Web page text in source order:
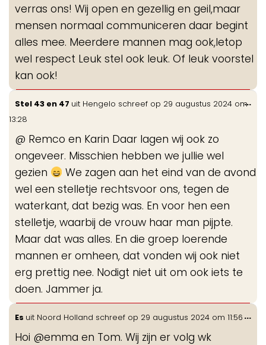
verras ons! Wij open en gezellig en geil,maar
mensen normaal communiceren daar begint
alles mee. Meerdere mannen mag ook,letop
wel respect Leuk stel ook leuk. Of leuk voorstel
kan ook!
Stel 43 en 47 uit Hengelo schreef op 29 augustus 2024 om
13:28
@ Remco en Karin Daar lagen wij ook zo
ongeveer. Misschien hebben we jullie wel
gezien
We zagen aan het eind van de avond
wel een stelletje rechtsvoor ons, tegen de
waterkant, dat bezig was. En voor hen een
stelletje, waarbij de vrouw haar man pijpte.
Maar dat was alles. En die groep loerende
mannen er omheen, dat vonden wij ook niet
erg prettig nee. Nodigt niet uit om ook iets te
doen. Jammer ja.
...
Es uit Noord Holland schreef op 29 augustus 2024 om 11:56
Hoi @emma en Tom. Wij zijn er volg wk
...